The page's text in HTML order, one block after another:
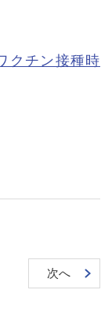
クチン接種時
次へ